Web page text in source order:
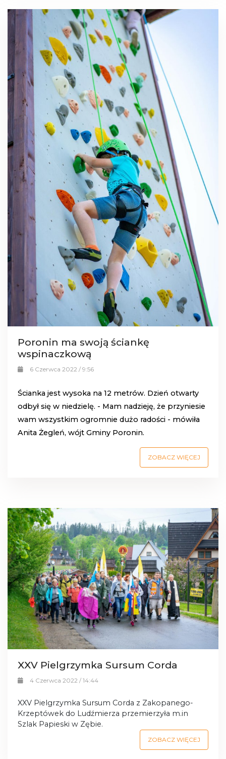
Poronin ma swoją ściankę
wspinaczkową
6 Czerwca 2022 / 9:56
Ścianka jest wysoka na 12 metrów. Dzień otwarty
odbył się w niedzielę. - Mam nadzieję, że przyniesie
wam wszystkim ogromnie dużo radości - mówiła
Anita Żegleń, wójt Gminy Poronin.
ZOBACZ WIĘCEJ
XXV Pielgrzymka Sursum Corda
4 Czerwca 2022 / 14:44
XXV Pielgrzymka Sursum Corda z Zakopanego-
Krzeptówek do Ludźmierza przemierzyła m.in
Szlak Papieski w Zębie.
ZOBACZ WIĘCEJ